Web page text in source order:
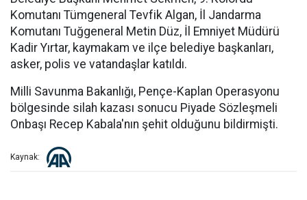
Komutanı Tümgeneral Tevfik Algan, İl Jandarma
Komutanı Tuğgeneral Metin Düz, İl Emniyet Müdürü
Kadir Yırtar, kaymakam ve ilçe belediye başkanları,
asker, polis ve vatandaşlar katıldı.
Milli Savunma Bakanlığı, Pençe-Kaplan Operasyonu
bölgesinde silah kazası sonucu Piyade Sözleşmeli
Onbaşı Recep Kabala'nın şehit olduğunu bildirmişti.
Kaynak: